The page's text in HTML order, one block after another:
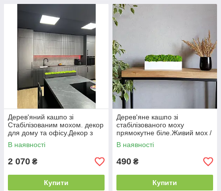
Дерев'яний кашпо зі
Стабілізованим мохом. декор
для дому та офісу.Декор з
дерева.
В наявності
2 070 ₴
Купити
Дерев'яне кашпо зі
стабілізованого моху
прямокутне біле.Живий мох /
Декор з дерева
В наявності
490 ₴
Купити